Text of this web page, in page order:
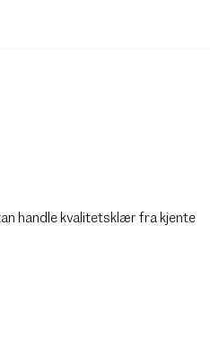
handle kvalitetsklær fra kjente